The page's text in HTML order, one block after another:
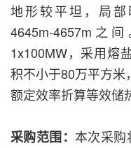
地形较平坦，局
4645m-4657m之
1x100MW，采用熔
积不小于80万平方
额定效率折算等效储
采购范围： 本次采购